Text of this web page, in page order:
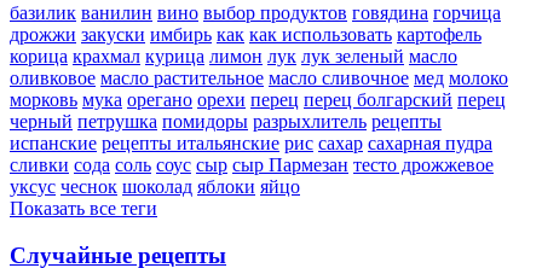
базилик ванилин вино выбор продуктов говядина горчица
дрожжи закуски имбирь как как использовать картофель
корица крахмал курица лимон лук лук зеленый масло
оливковое масло растительное масло сливочное мед молоко
морковь мука орегано орехи перец перец болгарский перец
черный петрушка помидоры разрыхлитель рецепты
испанские рецепты итальянские рис сахар сахарная пудра
сливки сода соль соус сыр сыр Пармезан тесто дрожжевое
уксус чеснок шоколад яблоки яйцо
Показать все теги
Случайные рецепты